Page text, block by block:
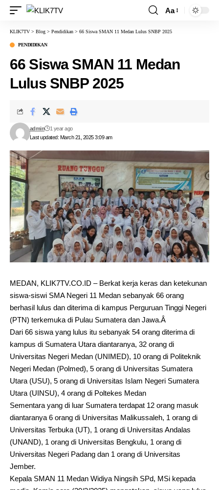
Aa
KLIK7TV > Blog > Pendidikan > 66 Siswa SMAN 11 Medan Lulus SNBP 2025
PENDIDIKAN
66 Siswa SMAN 11 Medan
Lulus SNBP 2025
Last updated: March 21, 2025 3:09 am
admin 1 year ago
MEDAN, KLIK7TV.CO.ID – Berkat kerja keras dan ketekunan
siswa-siswi SMA Negeri 11 Medan sebanyak 66 orang
berhasil lulus dan diterima di kampus Perguruan Tinggi Negeri
(PTN) terkemuka di Pulau Sumatera dan Jawa.Â
Dari 66 siswa yang lulus itu sebanyak 54 orang diterima di
kampus di Sumatera Utara diantaranya, 32 orang di
Universitas Negeri Medan (UNIMED), 10 orang di Politeknik
Negeri Medan (Polmed), 5 orang di Universitas Sumatera
Utara (USU), 5 orang di Universitas Islam Negeri Sumatera
Utara (UINSU), 4 orang di Poltekes Medan
Sementara yang di luar Sumatera terdapat 12 orang masuk
diantaranya 6 orang di Universitas Malikussaleh, 1 orang di
Universitas Terbuka (UT), 1 orang di Universitas Andalas
(UNAND), 1 orang di Universitas Bengkulu, 1 orang di
Universitas Negeri Padang dan 1 orang di Universitas
Jember.
Kepala SMAN 11 Medan Widiya Ningsih SPd, MSi kepada